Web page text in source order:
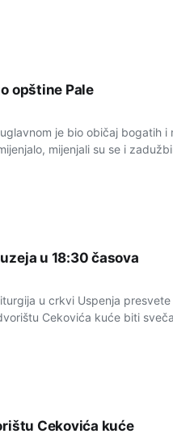
opštine Pale
je bio običaj bogatih i
mijenjali su se i
u 18:30 časova
u crkvi Uspenja
Cekovića kuće biti
Cekovića kuće